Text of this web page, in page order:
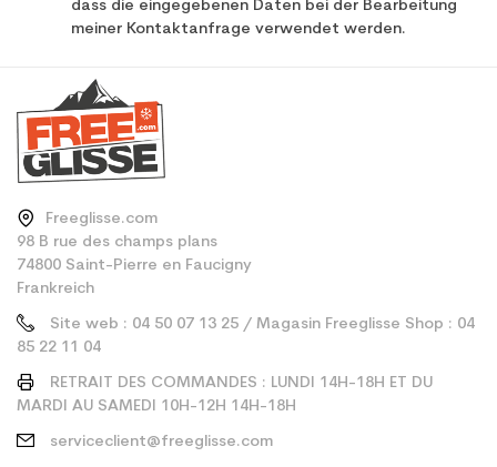
dass die eingegebenen Daten bei der Bearbeitung
meiner Kontaktanfrage verwendet werden.
Freeglisse.com
98 B rue des champs plans
74800 Saint-Pierre en Faucigny
Frankreich
Site web : 04 50 07 13 25 / Magasin Freeglisse Shop : 04
85 22 11 04
RETRAIT DES COMMANDES : LUNDI 14H-18H ET DU
MARDI AU SAMEDI 10H-12H 14H-18H
serviceclient@freeglisse.com